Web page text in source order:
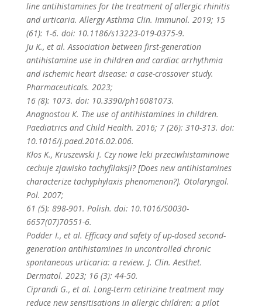
line antihistamines for the treatment of allergic rhinitis
and urticaria. Allergy Asthma Clin. Immunol. 2019; 15
(61): 1-6. doi: 10.1186/s13223-019-0375-9.
Ju K., et al. Association between first-generation
antihistamine use in children and cardiac arrhythmia
and ischemic heart disease: a case-crossover study.
Pharmaceuticals. 2023;
16 (8): 1073. doi: 10.3390/ph16081073.
Anagnostou К. The use of antihistamines in children.
Paediatrics and Child Health. 2016; 7 (26): 310-313. doi:
10.1016/j.paed.2016.02.006.
Kłos K., Kruszewski J. Czy nowe leki przeciwhistaminowe
cechuje zjawisko tachyfilaksji? [Does new antihistamines
characterize tachyphylaxis phenomenon?]. Otolaryngol.
Pol. 2007;
61 (5): 898-901. Polish. doi: 10.1016/S0030-
6657(07)70551-6.
Podder I., et al. Efficacy and safety of up-dosed second-
generation antihistamines in uncontrolled chronic
spontaneous urticaria: a review. J. Clin. Aesthet.
Dermatol. 2023; 16 (3): 44-50.
Ciprandi G., et al. Long-term cetirizine treatment may
reduce new sensitisations in allergic children: a pilot